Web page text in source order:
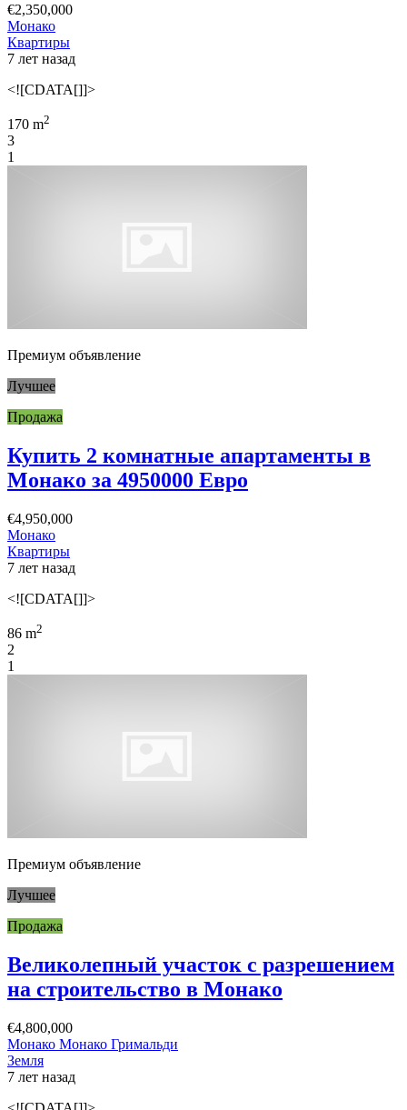
€2,350,000
Монако
Квартиры
7 лет назад
<![CDATA[]]>
170 m2
3
1
Премиум объявление
Лучшее
Продажа
Купить 2 комнатные апартаменты в
Монако за 4950000 Евро
€4,950,000
Монако
Квартиры
7 лет назад
<![CDATA[]]>
86 m2
2
1
Премиум объявление
Лучшее
Продажа
Великолепный участок с разрешением
на строительство в Монако
€4,800,000
Монако Монако Гримальди
Земля
7 лет назад